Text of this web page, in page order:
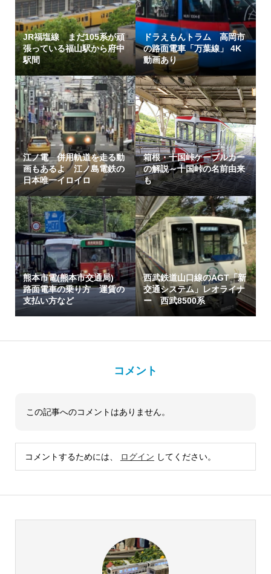
JR福塩線 まだ105系が頑
張っている福山駅から府中
駅間
ドラえもんトラム 高岡市
の路面電車「万葉線」 4K
動画あり
江ノ電 併用軌道を走る動
画もあるよ 江ノ島電鉄の
日本唯一イロイロ
箱根・十国峠ケーブルカー
の解説～十国峠の名前由来
も
熊本市電(熊本市交通局)
路面電車の乗り方 運賃の
支払い方など
西武鉄道山口線のAGT「新
交通システム」レオライナ
ー 西武8500系
コメント
この記事へのコメントはありません。
コメントするためには、 ログイン してください。